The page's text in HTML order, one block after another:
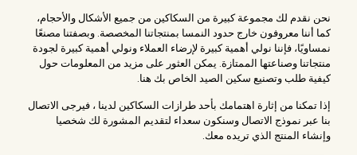
نحن نقدم لك مجموعة كبيرة من السكاكين من جميع الأشكال والأحجام،
كما أننا معروفون خارج حدود النمسا بمنتجاتنا المخصصة. وبصفتنا مصنعًا
نمساويًا، فإننا نولي أهمية كبيرة لإرضاء العملاء ونولي أهمية كبيرة لجودة
منتجاتنا وصناعتها الممتازة. يمكن العثور على مزيد من المعلومات حول
كيفية طلب وتصنيع سكين الصيد الخاص بك هنا.
إذا تمكنا من إثارة اهتمامك بأحد طرازات السكاكين لدينا ، فيرجى الاتصال
بنا عبر نموذج الاتصال وسنكون سعداء لتقديم المشورة لك شخصيا
وإنشاء المنتج الذي تريده معك.